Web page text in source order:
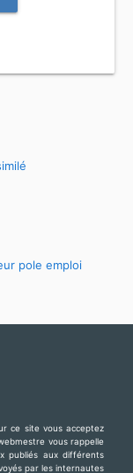
pole emploi
ce site vous acceptez
vous rappelle
publiés aux différents
par les internautes